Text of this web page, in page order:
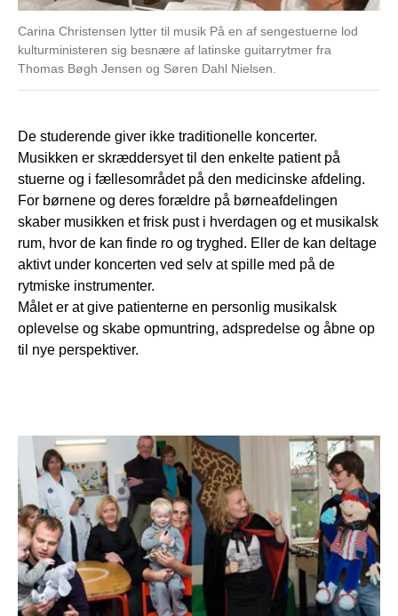
Carina Christensen lytter til musik På en af sengestuerne lod
kulturministeren sig besnære af latinske guitarrytmer fra
Thomas Bøgh Jensen og Søren Dahl Nielsen.
De studerende giver ikke traditionelle koncerter.
Musikken er skræddersyet til den enkelte patient på
stuerne og i fællesområdet på den medicinske afdeling.
For børnene og deres forældre på børneafdelingen
skaber musikken et frisk pust i hverdagen og et musikalsk
rum, hvor de kan finde ro og tryghed. Eller de kan deltage
aktivt under koncerten ved selv at spille med på de
rytmiske instrumenter.
Målet er at give patienterne en personlig musikalsk
oplevelse og skabe opmuntring, adspredelse og åbne op
til nye perspektiver.